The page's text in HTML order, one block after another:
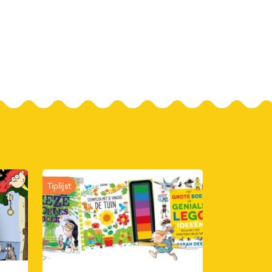
Publishers
Non-fictie
Tiplijst